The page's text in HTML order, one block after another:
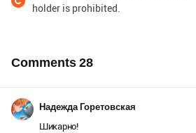
holder is prohibited.
Comments28
Надежда Горетовская
Шикарно!